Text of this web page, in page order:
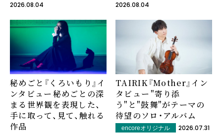
2026.08.04 2026.08.04
秘めごと『くろいもり』イ
ンタビュー――秘めごとの深
まる世界観を表現した、
手に取って、見て、触れる
作品
TAIRIK『Mother』イン
タビュー――"寄り添
う"と"鼓舞"がテーマの
待望のソロ・アルバム
encoreオリジナル 2026.07.31